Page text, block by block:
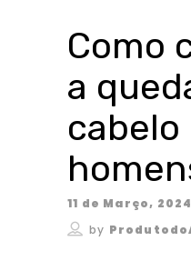
Como
a
cabelo
11 de Março, 2024
by